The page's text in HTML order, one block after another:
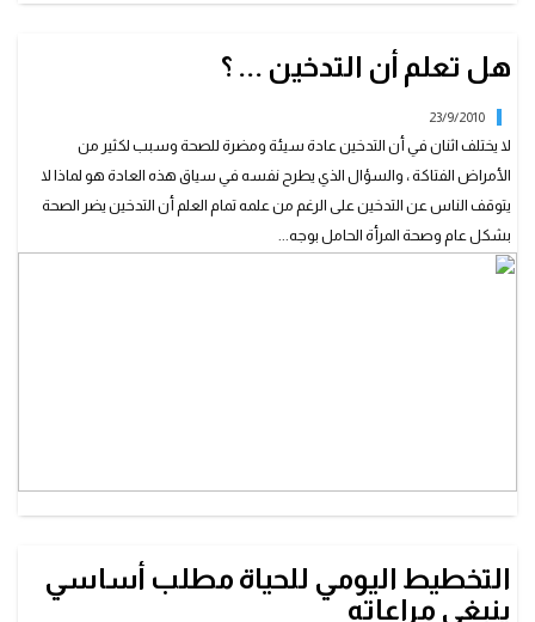
هل تعلم أن التدخين ... ؟
23/9/2010
لا يختلف اثنان في أن التدخين عادة سيئة ومضرة للصحة وسبب لكثير من
الأمراض الفتاكة ، والسؤال الذي يطرح نفسه في سياق هذه العادة هو لماذا لا
يتوقف الناس عن التدخين على الرغم من علمه تمام العلم أن التدخين يضر الصحة
بشكل عام وصحة المرأة الحامل بوجه...
التخطيط اليومي للحياة مطلب أساسي
ينبغي مراعاته